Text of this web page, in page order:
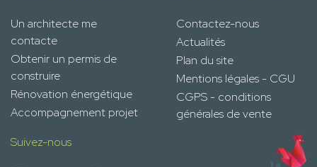
Un architecte me
contacte
Obtenir un permis de
construire
Rénovation énergétique
Accompagnement projet
Contactez-nous
Actualités
Plan du site
Mentions légales - CGU
CGPS - conditions
générales de vente
Suivez-nous